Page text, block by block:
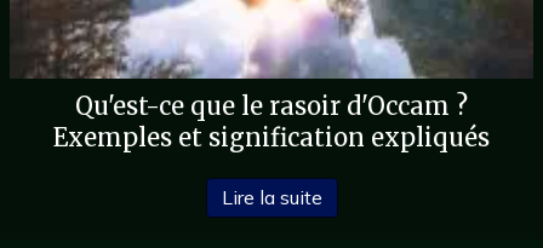
Qu'est-ce que le rasoir d'Occam ?
Exemples et signification expliqués
Lire la suite